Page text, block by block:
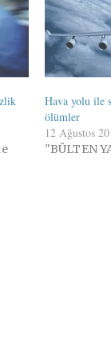
Hava yolu ile
ölümler
12 Ağustos
"BÜLTEN